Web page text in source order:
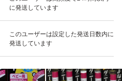
に発送しています
このユーザーは設定した発送日数内に
発送しています
いいね！
1,000